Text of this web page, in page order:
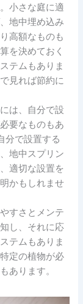
小さな庭に適
地中埋め込み
高額なものも
を決めておく
テムもありま
見れば節約に
は、自分で設
要なものもあ
分で設置する
地中スプリン
適切な設置を
かもしれませ
すさとメンテ
し、それに応
テムもありま
定の植物が必
あります。